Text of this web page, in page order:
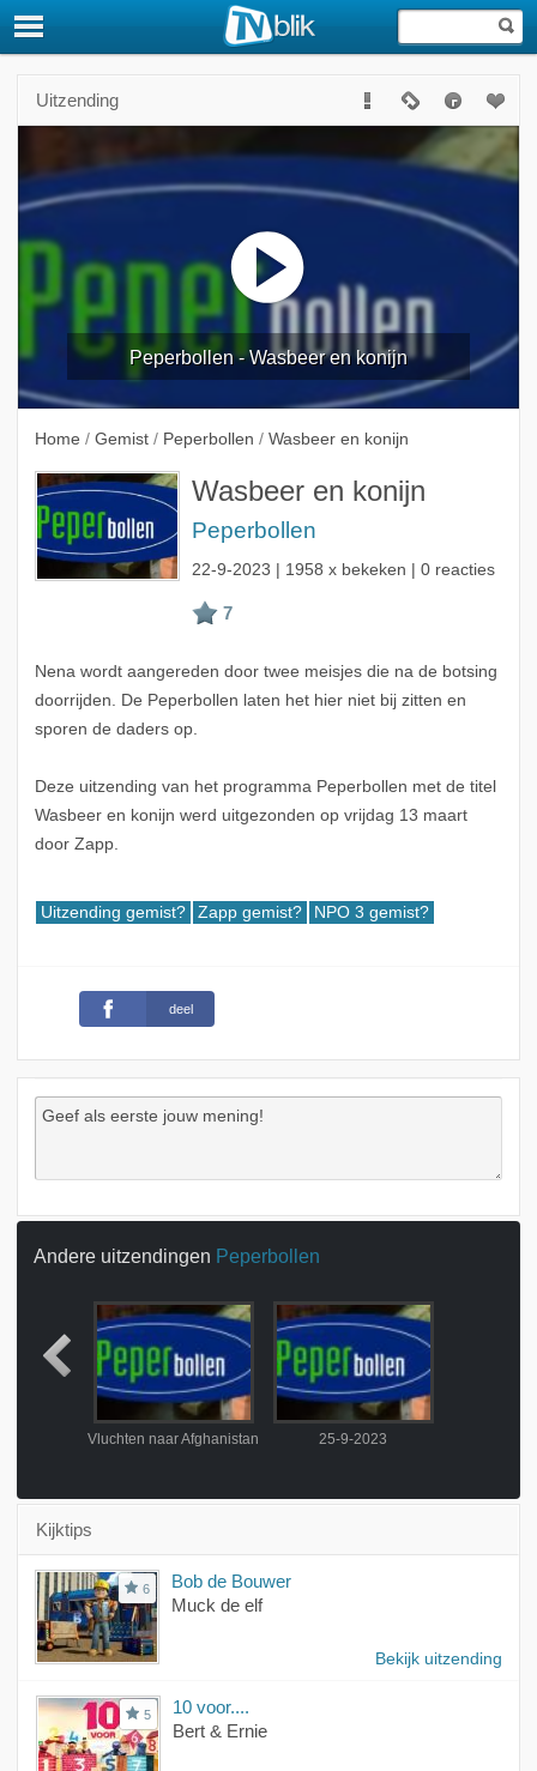
Uitzending
Peperbollen - Wasbeer en konijn
Home / Gemist / Peperbollen / Wasbeer en konijn
Wasbeer en konijn
Peperbollen
22-9-2023 | 1958 x bekeken | 0 reacties
Nena wordt aangereden door twee meisjes die na de botsing
doorrijden. De Peperbollen laten het hier niet bij zitten en
sporen de daders op.
Deze uitzending van het programma Peperbollen met de titel
Wasbeer en konijn werd uitgezonden op vrijdag 13 maart
door Zapp.
Uitzending gemist? Zapp gemist? NPO 3 gemist?
deel
Andere uitzendingen Peperbollen
Vluchten naar Afghanistan 25-9-2023
Kijktips
6
Bob de Bouwer
Muck de elf
Bekijk uitzending
5
10 voor....
Bert & Ernie